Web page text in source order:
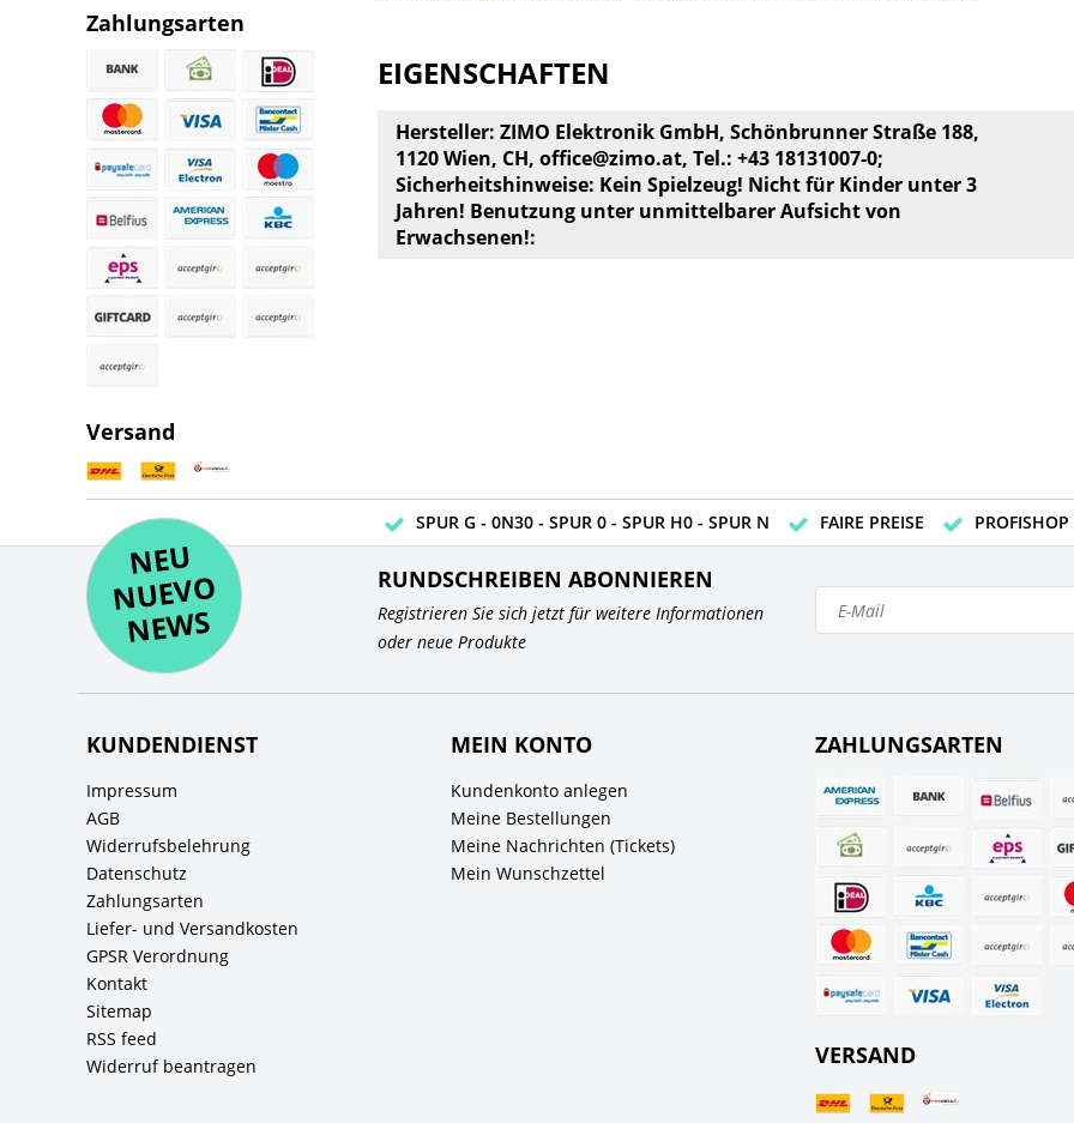
Zahlungsarten
Versand
EIGENSCHAFTEN
Hersteller: ZIMO Elektronik GmbH, Schönbrunner Straße 188,
1120 Wien, CH, office@zimo.at, Tel.: +43 18131007-0;
Sicherheitshinweise: Kein Spielzeug! Nicht für Kinder unter 3
Jahren! Benutzung unter unmittelbarer Aufsicht von
Erwachsenen!:
SPUR G - 0N30 - SPUR 0 - SPUR H0 - SPUR N FAIRE PREISE PROFISHOP
NE
U
N
UEV
O
NE
WS
RUNDSCHREIBEN ABONNIEREN
Registrieren Sie sich jetzt für weitere Informationen
oder neue Produkte
KUNDENDIENST
Impressum
AGB
Widerrufsbelehrung
Datenschutz
Zahlungsarten
Liefer- und Versandkosten
GPSR Verordnung
Kontakt
Sitemap
RSS feed
Widerruf beantragen
MEIN KONTO
Kundenkonto anlegen
Meine Bestellungen
Meine Nachrichten (Tickets)
Mein Wunschzettel
ZAHLUNGSARTEN
VERSAND